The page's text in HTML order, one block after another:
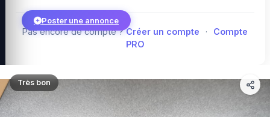
Poster une annonce
Connexion
Pas encore de compte ? Créer un compte ·
Compte
PRO
Très bon